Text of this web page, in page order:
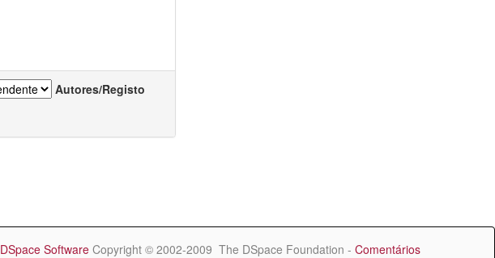
Autores/Registo
DSpace Software Copyright © 2002-2009 The DSpace Foundation - Comentários